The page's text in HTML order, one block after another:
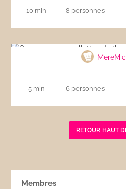
10 min 8 personnes
5 min 6 personnes
RETOUR HAUT
Membres